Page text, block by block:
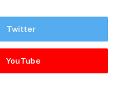
Twitter
YouTube